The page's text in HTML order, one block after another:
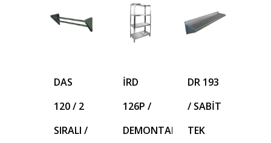
DAS
120 / 2
SIRALI /
İRD
126P /
DEMONTABL
DR 193
/ SABİT
TEK